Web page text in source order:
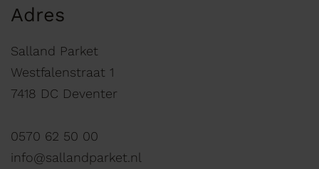
Adres
Salland Parket
Westfalenstraat 1
7418 DC Deventer
0570 62 50 00
info@sallandparket.nl